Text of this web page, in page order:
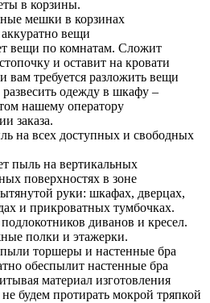
в корзины.
мешки в корзинах
вещи
вещи по комнатам. Сложит
и оставит на кровати
вам требуется разложить вещи
одежду в шкафу –
нашему оператору
заказа.
на всех доступных и свободных
пыль на вертикальных
поверхностях в зоне
руки: шкафах, дверцах,
и прикроватных тумбочках.
диванов и кресел.
полки и этажерки.
торшеры и настенные бра
обеспылит настенные бра
материал изготовления
будем протирать мокрой тряпкой